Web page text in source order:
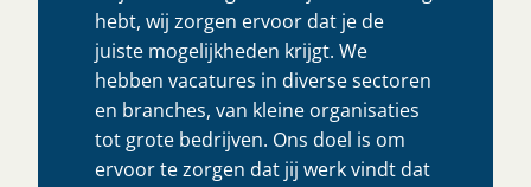
hebt, wij zorgen ervoor dat je de
juiste mogelijkheden krijgt. We
hebben vacatures in diverse sectoren
en branches, van kleine organisaties
tot grote bedrijven. Ons doel is om
ervoor te zorgen dat jij werk vindt dat